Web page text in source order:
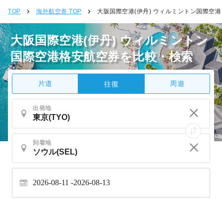
TOP 海外航空券 TOP 大阪国際空港(伊丹) ウィルミントン国際空港
大阪国際空港(伊丹) ウィルミントン
国際空港格安航空券を比較・検索
片道 往復 周遊
出発地
到着地
2026-08-11 2026-08-13